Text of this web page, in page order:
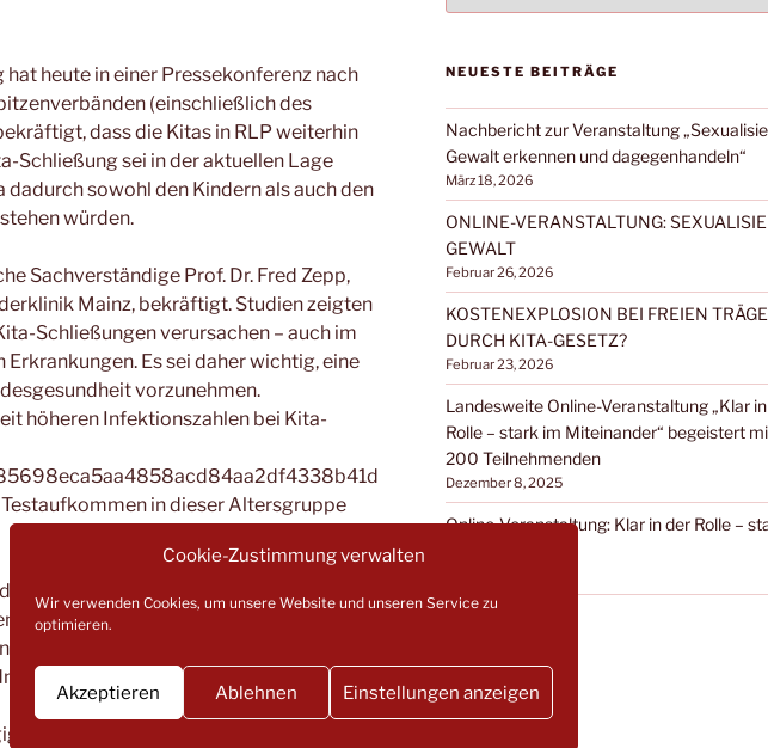
Cookie-Zustimmung verwalten
Wir verwenden Cookies, um unsere Website und unseren Service zu
optimieren.
Akzeptieren Ablehnen Einstellungen anzeigen
heute in einer Pressekonferenz nach
(einschließlich des
dass die Kitas in RLP weiterhin
Schließung sei in der aktuellen Lage
sowohl den Kindern als auch den
würden.
Sachverständige Prof. Dr. Fred Zepp,
Mainz, bekräftigt. Studien zeigten
Schließungen verursachen – auch im
Erkrankungen. Es sei daher wichtig, eine
vorzunehmen.
höheren Infektionszahlen bei Kita-
in dieser Altersgruppe
aller Beteiligten an erster Stelle, so
in den Kitas jetzt verschärft werden
Fassung der Corona-
(CoBeLVO) enthalten sein:
Maskenpflicht für alle Erwachsenen in
FILTERN:
NEUESTE BEITRÄGE
Nachbericht zur Veranstaltung
Gewalt erkennen und dagegenhandeln“
März 18, 2026
ONLINE-VERANSTALTUNG:
GEWALT
Februar 26, 2026
KOSTENEXPLOSION BEI FREIEN
DURCH KITA-GESETZ?
Februar 23, 2026
Landesweite Online-Veranstaltung „Klar
Rolle – stark im Miteinander“ begeistert
200 Teilnehmenden
Dezember 8, 2025
Online-Veranstaltung: Klar in der Rolle –